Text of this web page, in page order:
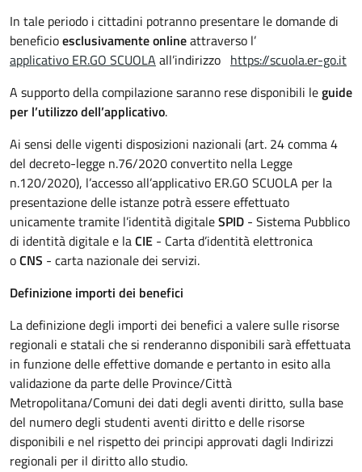
In tale periodo i cittadini potranno presentare le domande di
beneficioesclusivamente onlineattraverso l’
applicativo ER.GO SCUOLA all’indirizzo https://scuola.er-go.it
A supporto della compilazione saranno rese disponibili leguide
per l’utilizzo dell’applicativo.
Ai sensi delle vigenti disposizioni nazionali (art. 24 comma 4
del decreto-legge n.76/2020 convertito nella Legge
n.120/2020), l’accesso all’applicativo ER.GO SCUOLA per la
presentazione delle istanze potrà essere effettuato
unicamente tramite l’identità digitaleSPID - Sistema Pubblico
di identità digitale e laCIE - Carta d’identità elettronica
oCNS - carta nazionale dei servizi.
Definizione importi dei benefici
La definizione degli importi dei benefici a valere sulle risorse
regionali e statali che si renderanno disponibili sarà effettuata
in funzione delle effettive domande e pertanto in esito alla
validazione da parte delle Province/Città
Metropolitana/Comuni dei dati degli aventi diritto, sulla base
del numero degli studenti aventi diritto e delle risorse
disponibili e nel rispetto dei principi approvati dagli Indirizzi
regionali per il diritto allo studio.